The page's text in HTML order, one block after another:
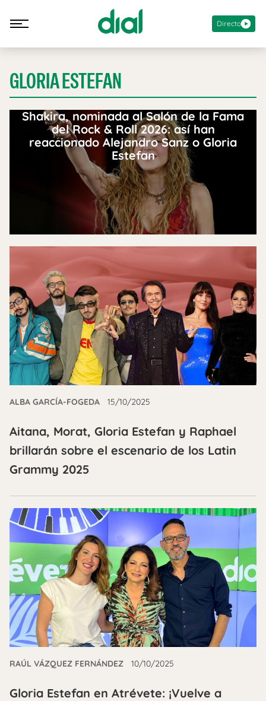
Directo
GLORIA ESTEFAN
Shakira, nominada al Salón de la Fama
del Rock & Roll 2026: así han
reaccionado Alejandro Sanz o Gloria
Estefan
ALBA GARCÍA-FOGEDA 15/10/2025
Aitana, Morat, Gloria Estefan y Raphael
brillarán sobre el escenario de los Latin
Grammy 2025
RAÚL VÁZQUEZ FERNÁNDEZ 10/10/2025
Gloria Estefan en Atrévete: ¡Vuelve a